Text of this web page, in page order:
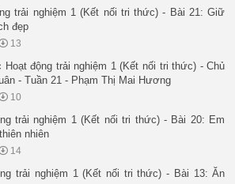
trải nghiệm 1 (Kết nối tri thức) - Bài 21: Giữ
đẹp
13
Hoạt động trải nghiệm 1 (Kết nối tri thức) - Chủ
- Tuần 21 - Phạm Thị Mai Hương
10
trải nghiệm 1 (Kết nối tri thức) - Bài 20: Em
nhiên
14
trải nghiệm 1 (Kết nối tri thức) - Bài 13: Ăn